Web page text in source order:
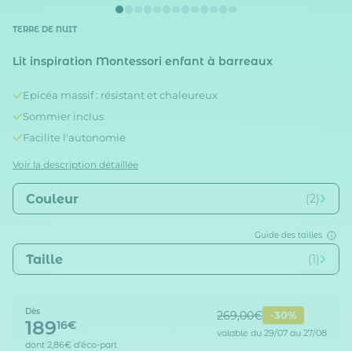
TERRE DE NUIT
Lit inspiration Montessori enfant à barreaux
Epicéa massif : résistant et chaleureux
Sommier inclus
Facilite l'autonomie
Voir la description détaillée
Dès
18916€
dont 2,86€ d'éco-part
269,00€ -30%
valable du 29/07 au 27/08
Couleur (2)
Guide des tailles
Taille (1)